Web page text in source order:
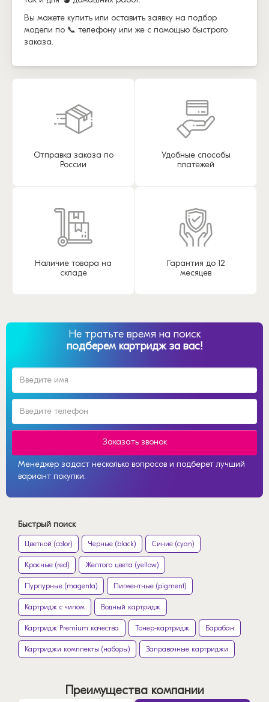
Вы можете купить или оставить заявку на подбор
модели по 📞 телефону или же с помощью быстрого
заказа.
Отправка заказа по
России
Удобные способы
платежей
Наличие товара на
складе
Гарантия до 12
месяцев
Не тратьте время на поиск
подберем картридж за вас!
Заказать звонок
Менеджер задаст несколько вопросов и подберет лучший
вариант покупки.
Быстрый поиск
Цветной (color) Черные (black) Синие (cyan)
Красные (red) Желтого цвета (yellow)
Пурпурные (magenta) Пигментные (pigment)
Картридж с чипом Водный картридж
Картридж Premium качества Тонер-картридж Барабан
Картриджи комплекты (наборы) Заправочные картриджи
Преимущества компании